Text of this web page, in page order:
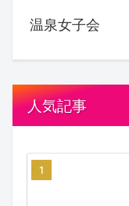
温泉女子会
人気記事